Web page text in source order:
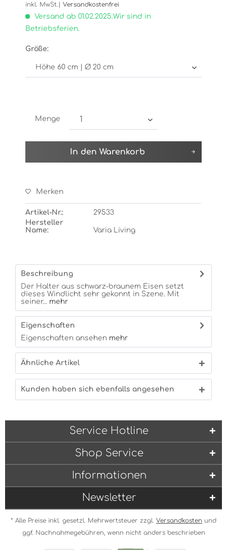
inkl. MwSt.| Versandkostenfrei
Versand ab 01.02.2025.Wir sind in
Betriebsferien.
Größe:
Menge
In den Warenkorb
Merken
Artikel-Nr.:
29533
Hersteller
Name:
Varia Living
Beschreibung
Der Halter aus schwarz-braunem Eisen setzt
dieses Windlicht sehr gekonnt in Szene. Mit
seiner... mehr
Eigenschaften
Eigenschaften ansehen mehr
Ähnliche Artikel
Kunden haben sich ebenfalls angesehen
Service Hotline
Shop Service
Informationen
Newsletter
* Alle Preise inkl. gesetzl. Mehrwertsteuer zzgl. Versandkosten und
ggf. Nachnahmegebühren, wenn nicht anders beschrieben